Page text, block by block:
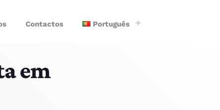
Contactos Português
em